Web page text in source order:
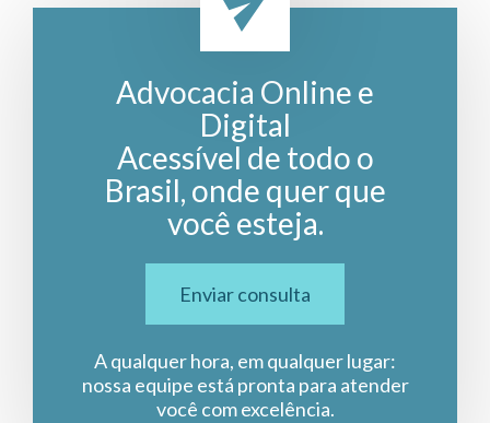
Advocacia Online e
Digital
Acessível de todo o
Brasil, onde quer que
você esteja.
Enviar consulta
A qualquer hora, em qualquer lugar:
nossa equipe está pronta para atender
você com excelência.